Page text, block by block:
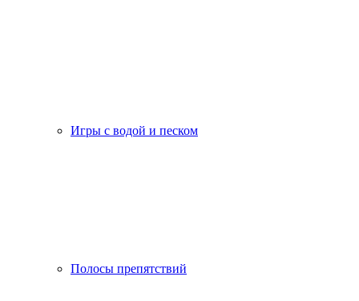
Игры с водой и песком
Полосы препятствий